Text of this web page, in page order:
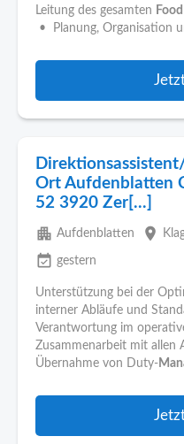
Leitung des gesamten
• Planung, Organisation
Ort Aufdenblatten
52 3920 Zer[...]
apartment Aufdenblatten place
event_available gestern
Unterstützung bei der
interner Abläufe und
Verantwortung im
Zusammenarbeit mit
Übernahme von Duty-